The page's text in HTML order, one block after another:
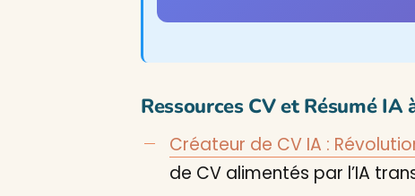
Ressources CV et Résumé IA
Créateur de CV IA :
de CV alimentés par l’IA